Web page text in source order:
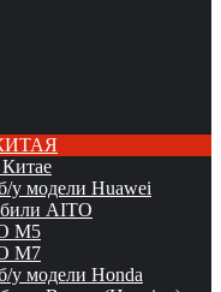
у модели Huawei
AITO
M5
M7
у модели Honda